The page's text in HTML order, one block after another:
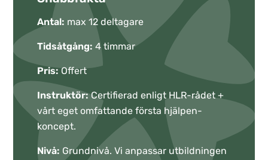
Antal: max 12 deltagare
Tidsåtgång:4 timmar
Pris:Offert
Instruktör:Certifierad enligt HLR-rådet +
vårt eget omfattande första hjälpen-
koncept.
Nivå: Grundnivå. Vi anpassar utbildningen